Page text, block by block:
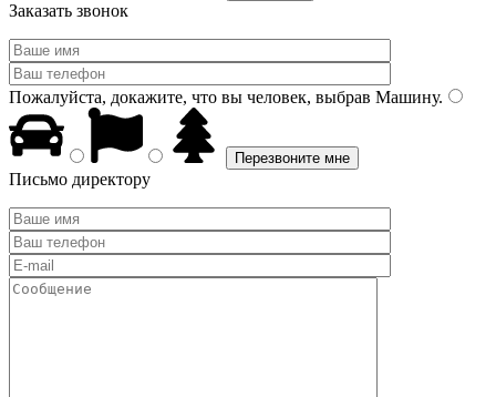
Заказать звонок
Пожалуйста, докажите, что вы человек, выбрав Машину.
Письмо директору